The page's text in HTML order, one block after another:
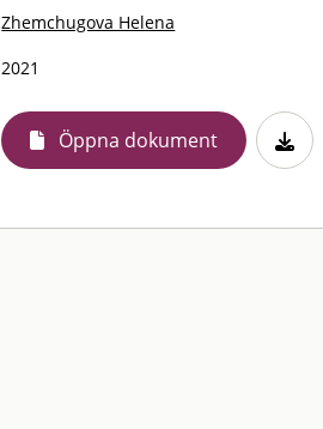
Zhemchugova Helena
2021
Öppna dokument